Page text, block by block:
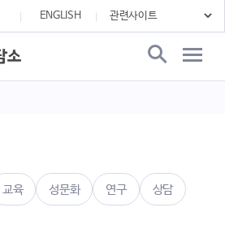
ENGLISH
교육 성문화 연구 상담